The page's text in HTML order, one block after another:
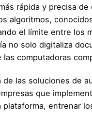
rápida y precisa
algoritmos,
el límite entre los
no solo digitaliza
computadoras
de las soluciones de
que
entrenar